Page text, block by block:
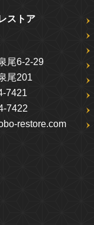
ストア
尾6-2-29
尾201
7421
7422
restore.com